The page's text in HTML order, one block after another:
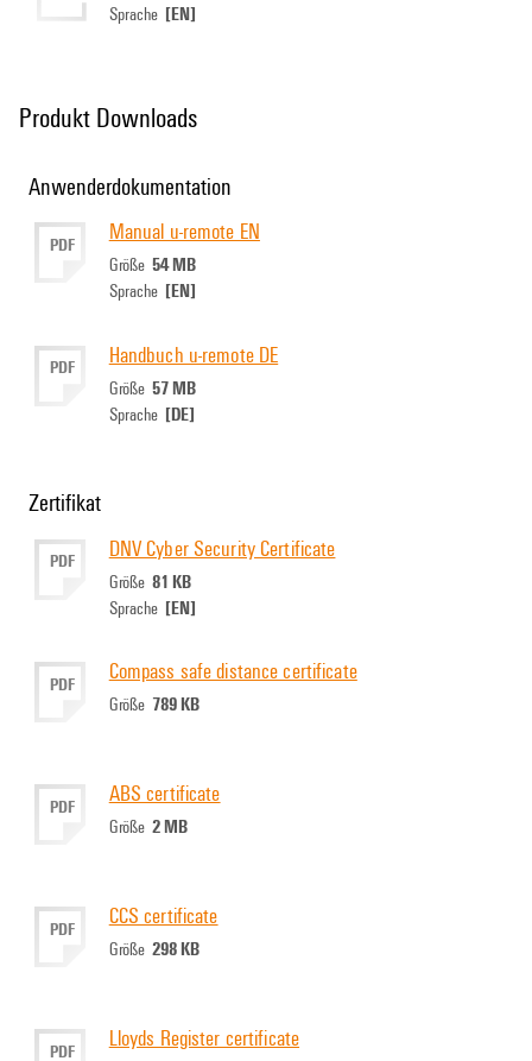
Sprache [EN]
Produkt Downloads
Anwenderdokumentation
PDF Manual u-remote EN
Größe 54 MB
Sprache [EN]
PDF Handbuch u-remote DE
Größe 57 MB
Sprache [DE]
Zertifikat
PDF DNV Cyber Security Certificate
Größe 81 KB
Sprache [EN]
PDF Compass safe distance certificate
Größe 789 KB
PDF ABS certificate
Größe 2 MB
PDF CCS certificate
Größe 298 KB
PDF Lloyds Register certificate